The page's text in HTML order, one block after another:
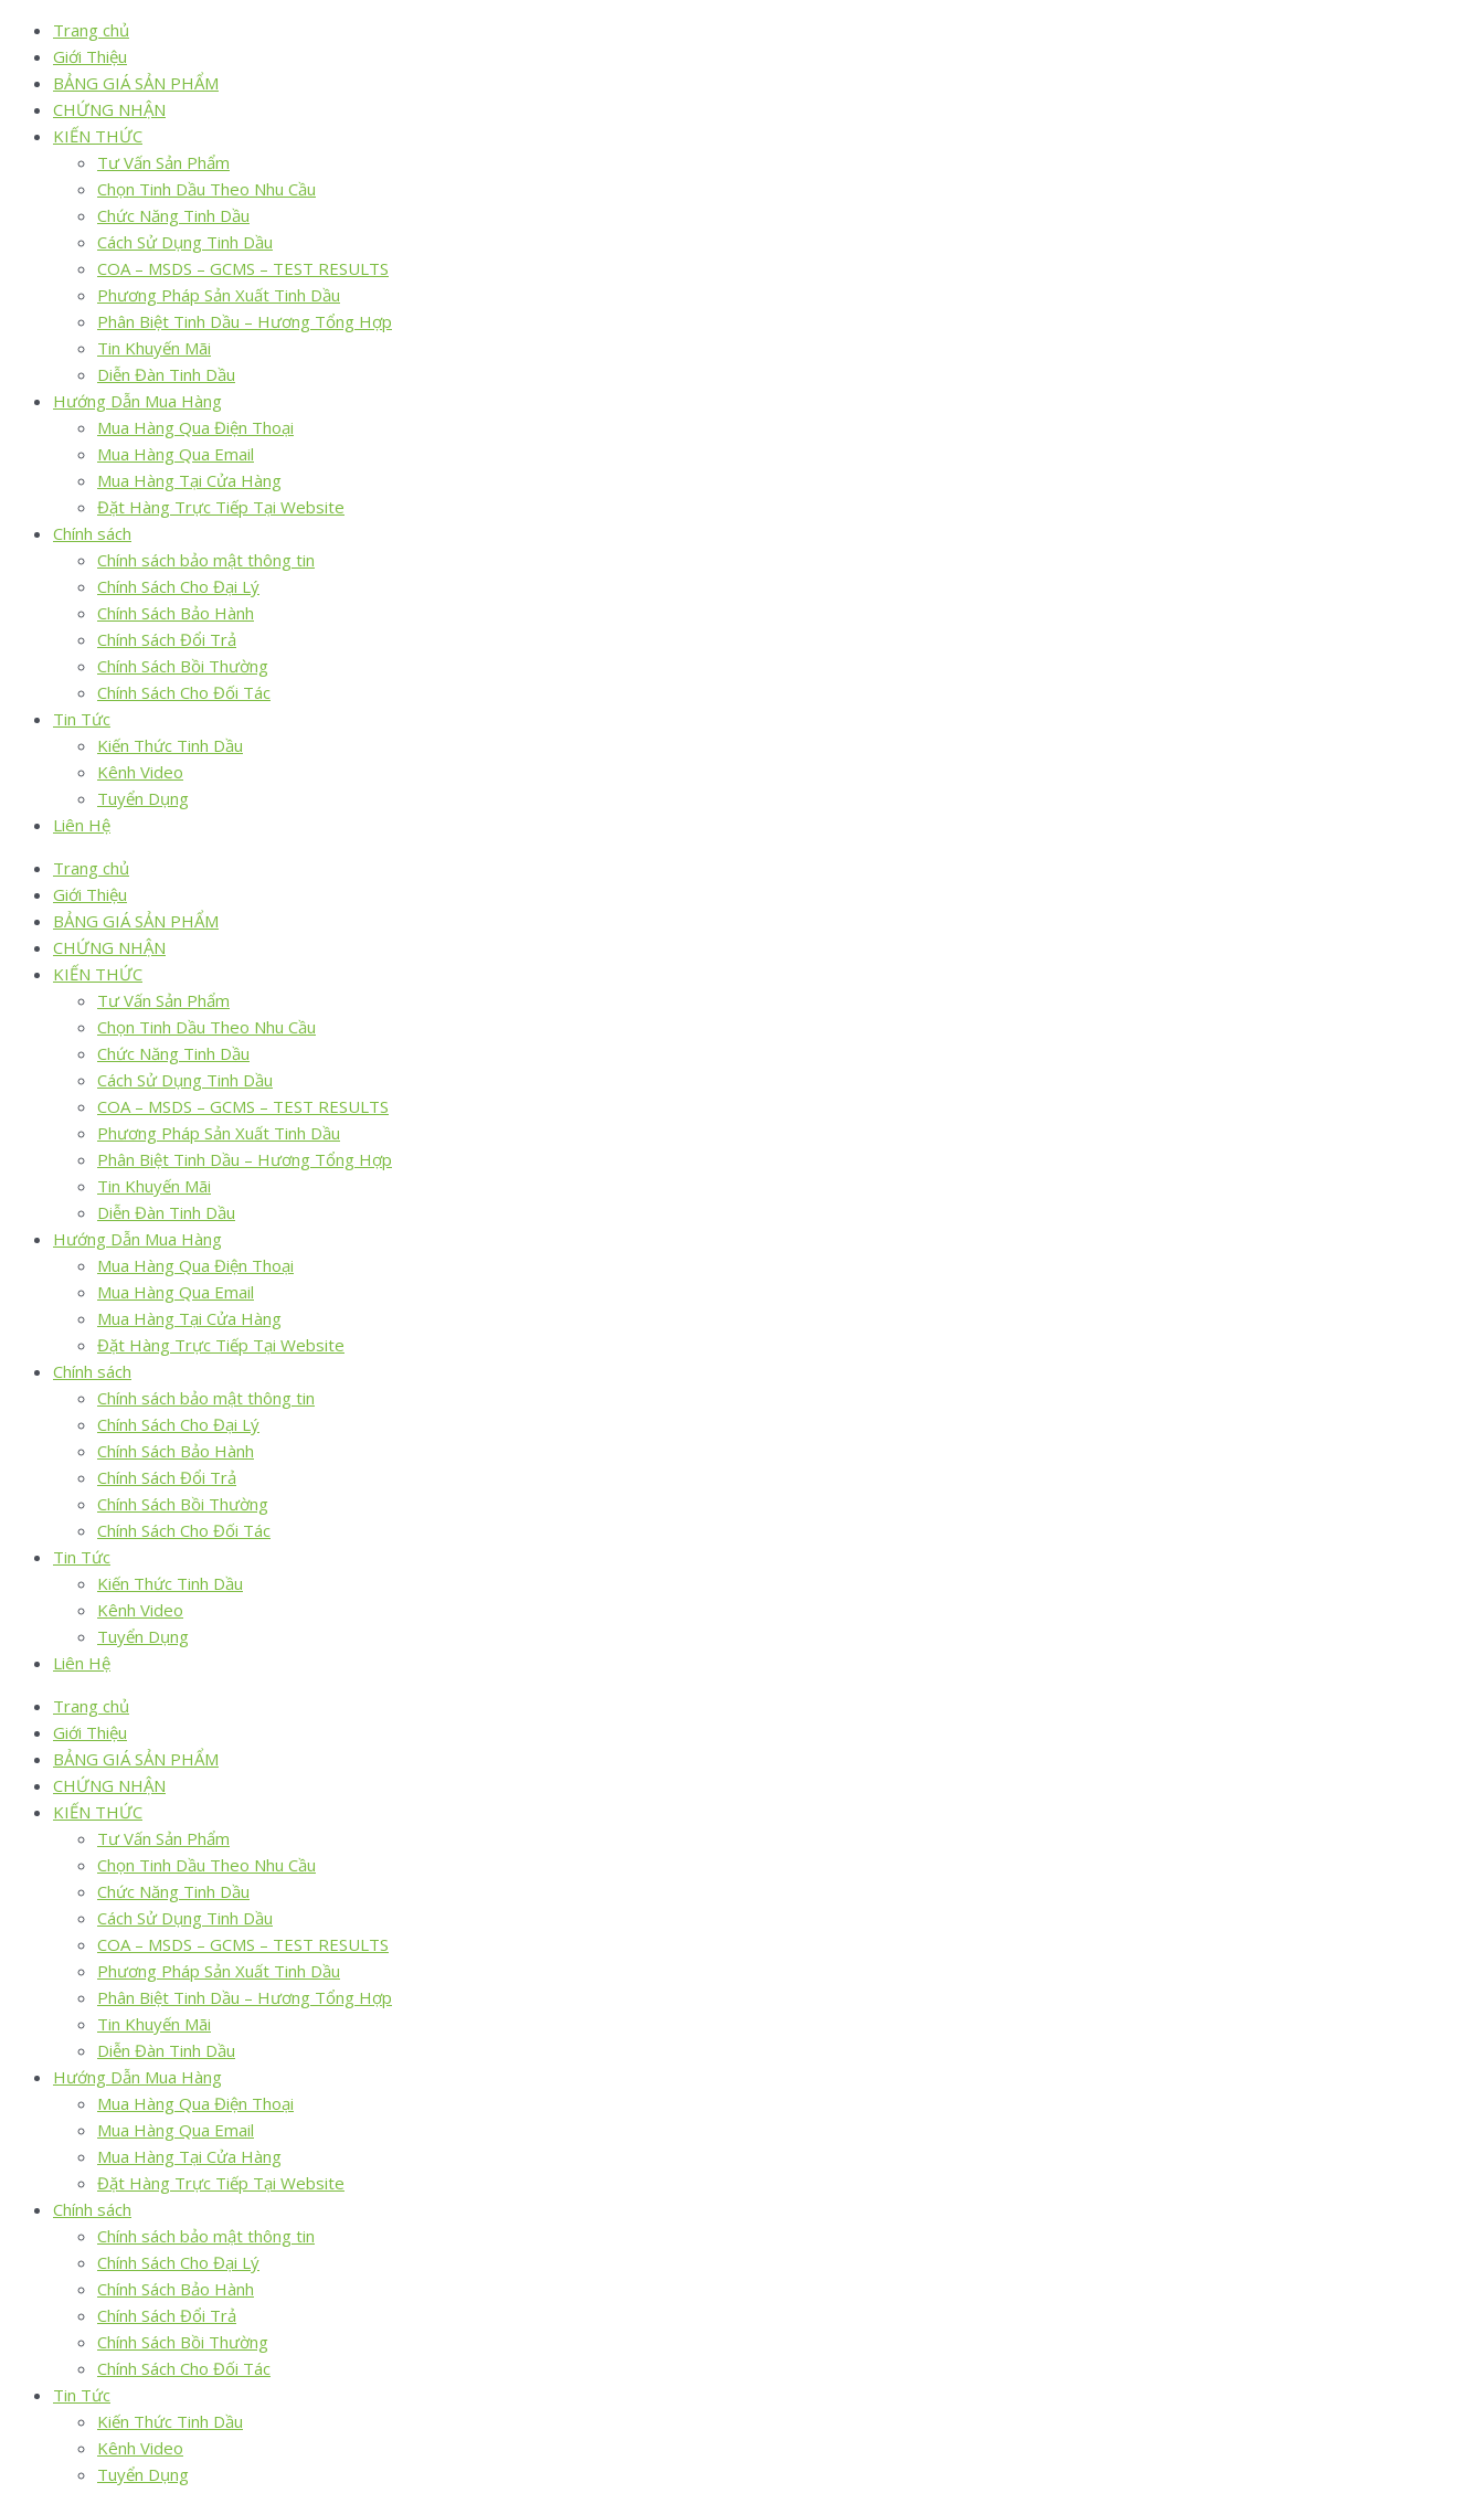
Trang chủ
Giới Thiệu
BẢNG GIÁ SẢN PHẨM
CHỨNG NHẬN
KIẾN THỨC
Tư Vấn Sản Phẩm
Chọn Tinh Dầu Theo Nhu Cầu
Chức Năng Tinh Dầu
Cách Sử Dụng Tinh Dầu
COA – MSDS – GCMS – TEST RESULTS
Phương Pháp Sản Xuất Tinh Dầu
Phân Biệt Tinh Dầu – Hương Tổng Hợp
Tin Khuyến Mãi
Diễn Đàn Tinh Dầu
Hướng Dẫn Mua Hàng
Mua Hàng Qua Điện Thoại
Mua Hàng Qua Email
Mua Hàng Tại Cửa Hàng
Đặt Hàng Trực Tiếp Tại Website
Chính sách
Chính sách bảo mật thông tin
Chính Sách Cho Đại Lý
Chính Sách Bảo Hành
Chính Sách Đổi Trả
Chính Sách Bồi Thường
Chính Sách Cho Đối Tác
Tin Tức
Kiến Thức Tinh Dầu
Kênh Video
Tuyển Dụng
Liên Hệ
Trang chủ
Giới Thiệu
BẢNG GIÁ SẢN PHẨM
CHỨNG NHẬN
KIẾN THỨC
Tư Vấn Sản Phẩm
Chọn Tinh Dầu Theo Nhu Cầu
Chức Năng Tinh Dầu
Cách Sử Dụng Tinh Dầu
COA – MSDS – GCMS – TEST RESULTS
Phương Pháp Sản Xuất Tinh Dầu
Phân Biệt Tinh Dầu – Hương Tổng Hợp
Tin Khuyến Mãi
Diễn Đàn Tinh Dầu
Hướng Dẫn Mua Hàng
Mua Hàng Qua Điện Thoại
Mua Hàng Qua Email
Mua Hàng Tại Cửa Hàng
Đặt Hàng Trực Tiếp Tại Website
Chính sách
Chính sách bảo mật thông tin
Chính Sách Cho Đại Lý
Chính Sách Bảo Hành
Chính Sách Đổi Trả
Chính Sách Bồi Thường
Chính Sách Cho Đối Tác
Tin Tức
Kiến Thức Tinh Dầu
Kênh Video
Tuyển Dụng
Liên Hệ
Trang chủ
Giới Thiệu
BẢNG GIÁ SẢN PHẨM
CHỨNG NHẬN
KIẾN THỨC
Tư Vấn Sản Phẩm
Chọn Tinh Dầu Theo Nhu Cầu
Chức Năng Tinh Dầu
Cách Sử Dụng Tinh Dầu
COA – MSDS – GCMS – TEST RESULTS
Phương Pháp Sản Xuất Tinh Dầu
Phân Biệt Tinh Dầu – Hương Tổng Hợp
Tin Khuyến Mãi
Diễn Đàn Tinh Dầu
Hướng Dẫn Mua Hàng
Mua Hàng Qua Điện Thoại
Mua Hàng Qua Email
Mua Hàng Tại Cửa Hàng
Đặt Hàng Trực Tiếp Tại Website
Chính sách
Chính sách bảo mật thông tin
Chính Sách Cho Đại Lý
Chính Sách Bảo Hành
Chính Sách Đổi Trả
Chính Sách Bồi Thường
Chính Sách Cho Đối Tác
Tin Tức
Kiến Thức Tinh Dầu
Kênh Video
Tuyển Dụng